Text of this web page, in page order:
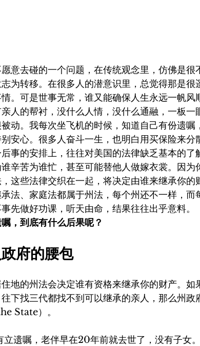
意去碰的一个问题，在传统观念里，仿佛是很
为转移。在很多人的潜意识里，总觉得那是很
。可是世事无常，谁又能确保人生永远一帆风
人的帮衬，没什么人情，没什么通融，一板一
动。我每次坐飞机的时候，知道自己有份遗嘱
安心。很多人奋斗一生，也明白用买保险来分
事的安排上，往往对美国的法律缺乏基本的了
辛苦为谁忙，甚至可能替他人做嫁衣裳。因为
这些法律交织在一起，将决定由谁来继承你的
法、家庭法都属于州法，每个州还不一样，而
先做好功课，听天由命，结果往往出乎意料。
，到底有什么后果呢？
府的腰包
地的州法会决定谁有资格来继承你的财产。如
下找三代都找不到可以继承的亲人，那么州政
State）。
遗嘱，老伴早在20年前就去世了，没有子女